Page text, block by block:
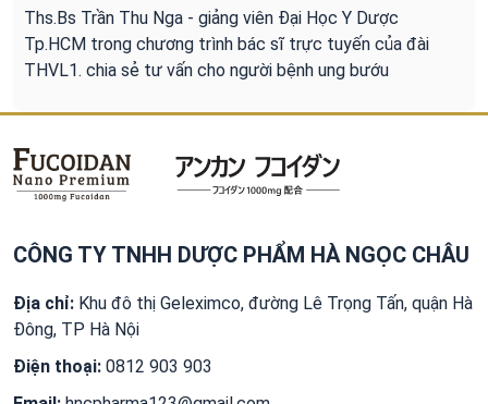
Ths.Bs Trần Thu Nga - giảng viên Đại Học Y Dược
Tp.HCM trong chương trình bác sĩ trực tuyến của đài
THVL1. chia sẻ tư vấn cho người bệnh ung bướu
CÔNG TY TNHH DƯỢC PHẨM HÀ NGỌC CHÂU
Địa chỉ: Khu đô thị Geleximco, đường Lê Trọng Tấn, quận Hà
Đông, TP Hà Nội
Điện thoại: 0812 903 903